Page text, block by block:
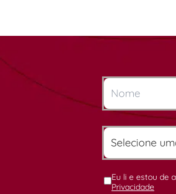
Eu li e estou de
Privacidade